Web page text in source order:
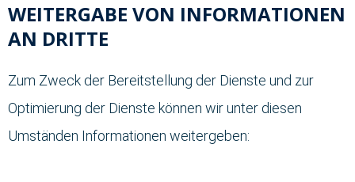
WEITERGABE VON INFORMATIONEN
AN DRITTE
Zum Zweck der Bereitstellung der Dienste und zur
Optimierung der Dienste können wir unter diesen
Umständen Informationen weitergeben: